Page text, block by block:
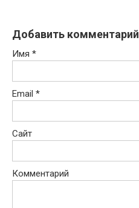
Добавить комментарий
Имя *
Email *
Сайт
Комментарий